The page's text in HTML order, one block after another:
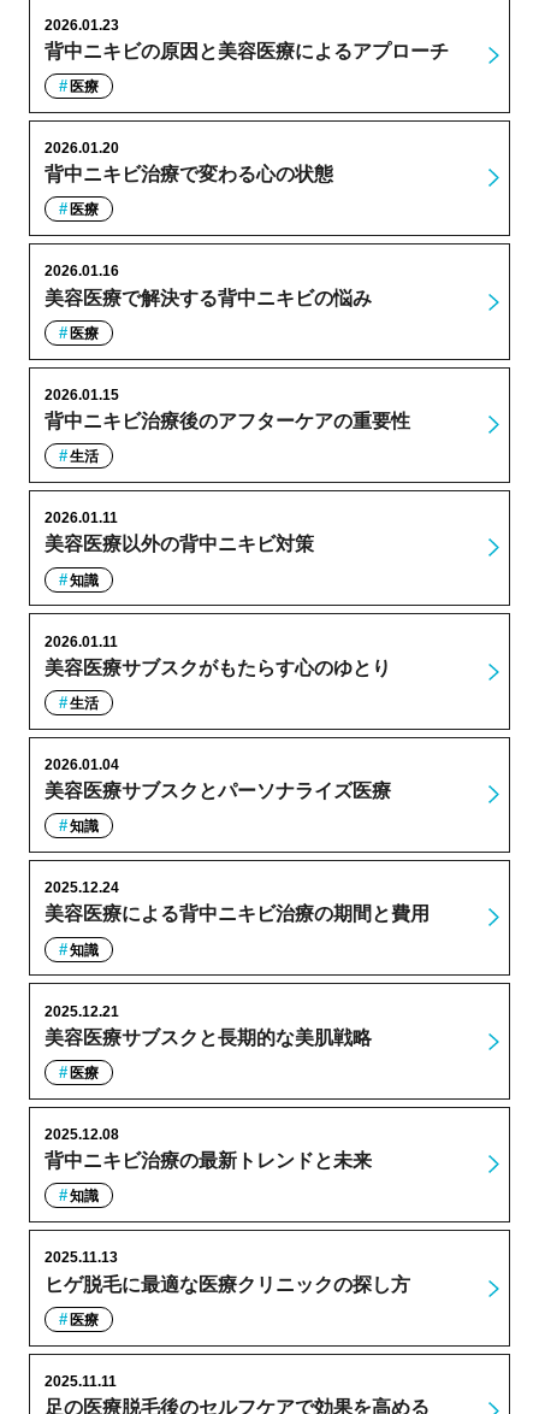
背中ニキビの原因と美容医療によるアプローチ
2026.01.23
医療
背中ニキビ治療で変わる心の状態
2026.01.20
医療
美容医療で解決する背中ニキビの悩み
2026.01.16
医療
背中ニキビ治療後のアフターケアの重要性
2026.01.15
生活
美容医療以外の背中ニキビ対策
2026.01.11
知識
美容医療サブスクがもたらす心のゆとり
2026.01.11
生活
美容医療サブスクとパーソナライズ医療
2026.01.04
知識
美容医療による背中ニキビ治療の期間と費用
2025.12.24
知識
美容医療サブスクと長期的な美肌戦略
2025.12.21
医療
背中ニキビ治療の最新トレンドと未来
2025.12.08
知識
ヒゲ脱毛に最適な医療クリニックの探し方
2025.11.13
医療
足の医療脱毛後のセルフケアで効果を高める
2025.11.11